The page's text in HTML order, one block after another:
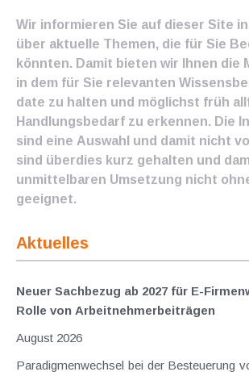
Wir informieren Sie auf dieser Site
über aktuelle Themen, die für Sie
könnten. Damit bieten wir Ihnen die
in dem für Sie relevanten
date zu halten und möglichst früh
Handlungsbedarf zu erkennen. Die
sind eine Auswahl und damit nicht
sind überdies kurz gehalten und
unmittelbaren Umsetzung nicht
geeignet.
Aktuelles
Neuer Sachbezug ab 2027 für E-
Rolle von Arbeitnehmer​­beiträgen
August 2026
Paradigmenwechsel bei der Besteuerung